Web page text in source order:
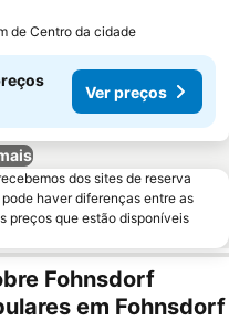
de Centro da cidade
Ver preços
dos sites de reserva
haver diferenças entre as
preços que estão disponíveis
Fohnsdorf
em Fohnsdorf